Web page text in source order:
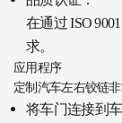
在通过 ISO
求。
应用程序
定制汽车左右铰链非
将车门连接到